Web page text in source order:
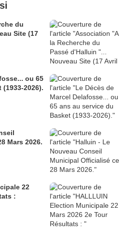
du
Site (17
ou 65
2026).
Mars 2026.
22
: